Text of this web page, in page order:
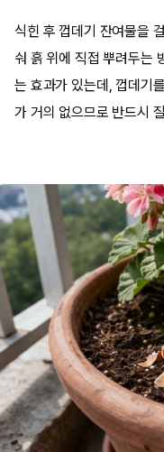
식힌 후 껍데기 잔여물을
숴 흙 위에 직접 뿌려두는
는 효과가 있는데, 껍데기
가 거의 없으므로 반드시